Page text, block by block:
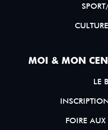
MOI & MON
LE
FOIRE